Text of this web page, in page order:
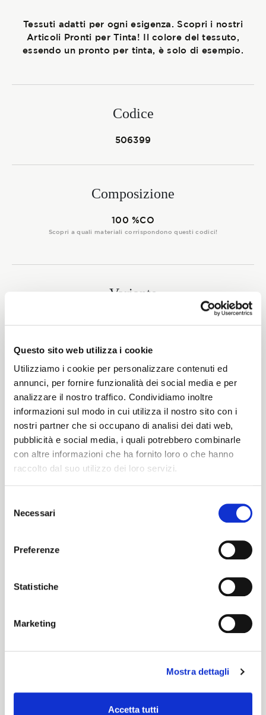
Questo sito web utilizza i cookie
Utilizziamo i cookie per personalizzare contenuti ed
annunci, per fornire funzionalità dei social media e per
analizzare il nostro traffico. Condividiamo inoltre
informazioni sul modo in cui utilizza il nostro sito con i
nostri partner che si occupano di analisi dei dati web,
pubblicità e social media, i quali potrebbero combinarle
con altre informazioni che ha fornito loro o che hanno
raccolto dal suo utilizzo dei loro servizi.
delNecessari
Preferenze
Statistiche
Marketing
Mostra dettagli
Accetta tutti
Tessuti adatti per ogni esigenza. Scopri i nostri
Articoli Pronti per Tinta! Il colore del tessuto,
essendo un pronto per tinta, è solo di esempio.
Codice
506399
Composizione
100 %CO
Scopri a quali materiali corrispondono questi codici!
Variante
Peso
520 G/MLIN
Altezza
Caratteristiche e certificazioni
Certificazioni
NOVITÀ